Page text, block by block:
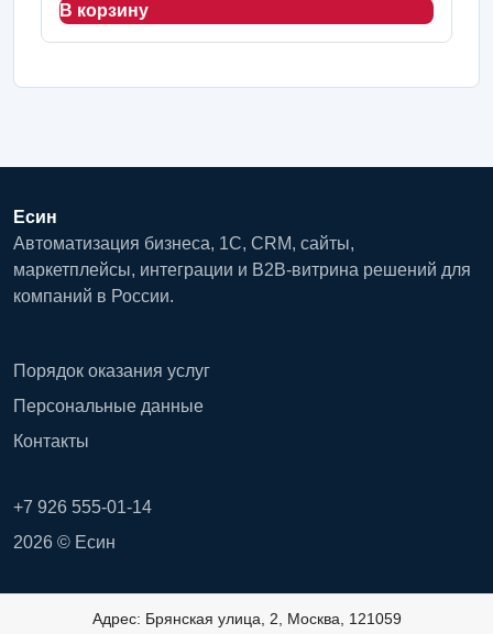
В корзину
Есин
Автоматизация бизнеса, 1С, CRM, сайты,
маркетплейсы, интеграции и B2B-витрина решений для
компаний в России.
Порядок оказания услуг
Персональные данные
Контакты
+7 926 555-01-14
2026 © Есин
Адрес: Брянская улица, 2, Москва, 121059